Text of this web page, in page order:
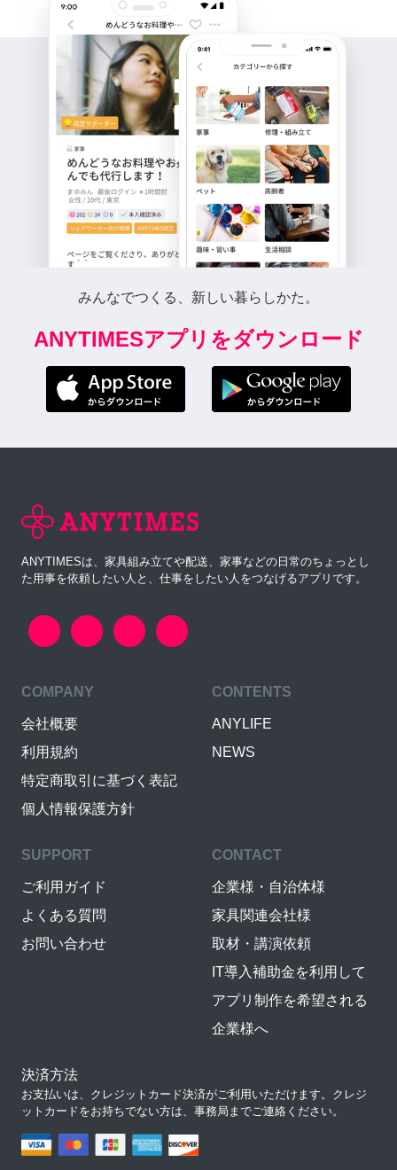
みんなでつくる、新しい暮らしかた。
ANYTIMESアプリをダウンロード
ANYTIMESは、家具組み立てや配送、家事などの日常のちょっとし
た用事を依頼したい人と、仕事をしたい人をつなげるアプリです。
COMPANY
会社概要
利用規約
特定商取引に基づく表記
個人情報保護方針
CONTENTS
ANYLIFE
NEWS
SUPPORT
ご利用ガイド
よくある質問
お問い合わせ
CONTACT
企業様・自治体様
家具関連会社様
取材・講演依頼
IT導入補助金を利用して
アプリ制作を希望される
企業様へ
決済方法
お支払いは、クレジットカード決済がご利用いただけます。クレジ
ットカードをお持ちでない方は、事務局までご連絡ください。